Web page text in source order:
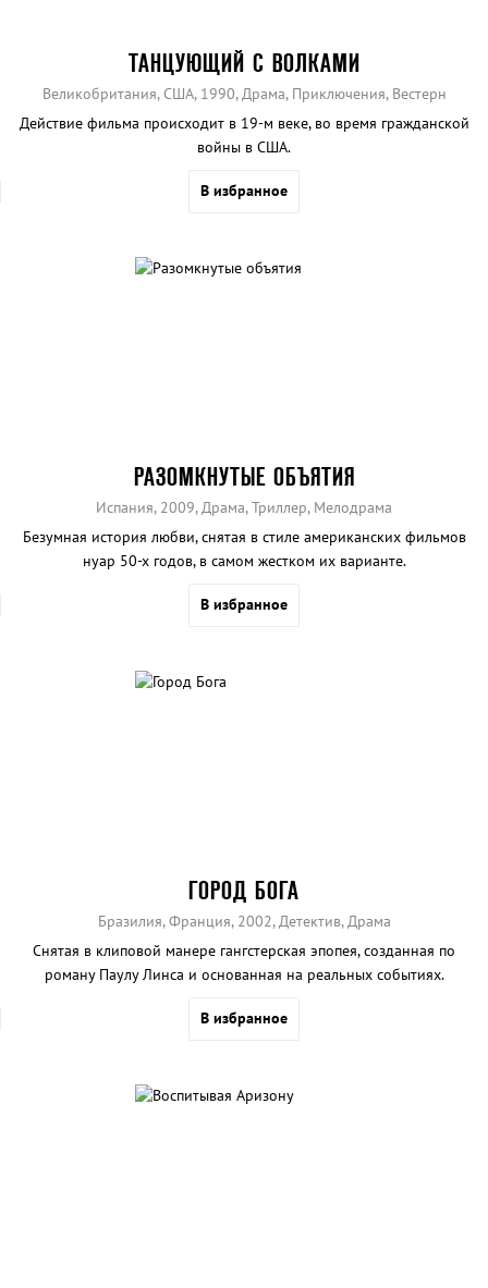
ТАНЦУЮЩИЙ С ВОЛКАМИ
Великобритания, США, 1990, Драма, Приключения, Вестерн
Действие фильма происходит в 19-м веке, во время гражданской
войны в США.
В избранное
РАЗОМКНУТЫЕ ОБЪЯТИЯ
Испания, 2009, Драма, Триллер, Мелодрама
Безумная история любви, снятая в стиле американских фильмов
нуар 50-х годов, в самом жестком их варианте.
В избранное
ГОРОД БОГА
Бразилия, Франция, 2002, Детектив, Драма
Снятая в клиповой манере гангстерская эпопея, созданная по
роману Паулу Линса и основанная на реальных событиях.
В избранное